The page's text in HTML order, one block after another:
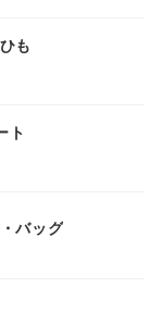
も
ト
バッグ